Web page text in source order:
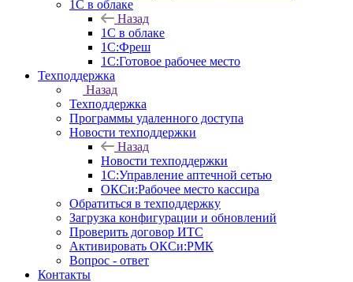
1С в облаке
Назад
1С в облаке
1C:Фреш
1C:Готовое рабочее место
Техподдержка
Назад
Техподдержка
Программы удаленного доступа
Новости техподдержки
Назад
Новости техподдержки
1С:Управление аптечной сетью
ОКСи:Рабочее место кассира
Обратиться в техподдержку
Загрузка конфигурации и обновлений
Проверить договор ИТС
Активировать ОКСи:РМК
Вопрос - ответ
Контакты